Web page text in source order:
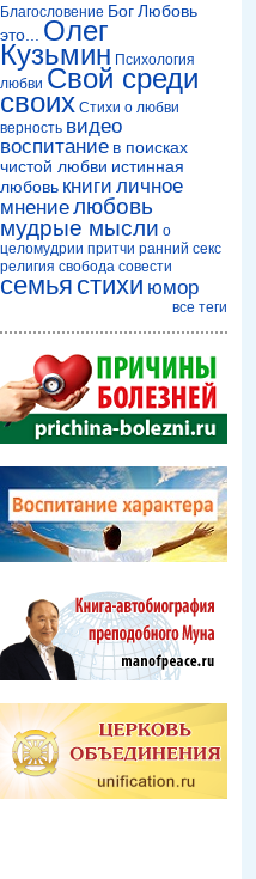
Благословение БогЛюбовь
это...
Олег
Кузьмин Психология
любви Свой среди
своих Стихи о любви
верность видео
воспитание в поисках
чистой любви истинная
любовь книги личное
мнениелюбовь
мудрые мысли о
целомудрии притчи ранний секс
религия свобода совести
семья стихи юмор
все теги